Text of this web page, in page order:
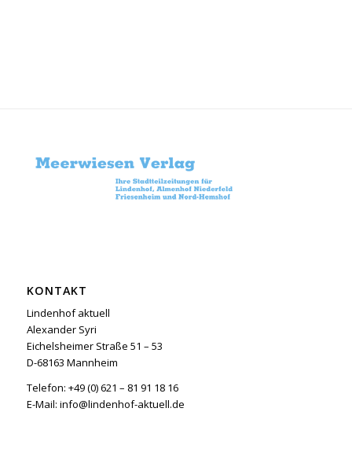
KONTAKT
Lindenhof aktuell
Alexander Syri
Eichelsheimer Straße 51 – 53
D-68163 Mannheim
Telefon: +49 (0) 621 – 81 91 18 16
E-Mail: info@lindenhof-aktuell.de